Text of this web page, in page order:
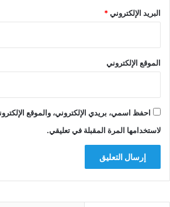
البريد الإلكتروني*
الموقع الإلكتروني
احفظ اسمي، بريدي الإلكتروني، والموقع
لاستخدامها المرة المقبلة في تعليقي.